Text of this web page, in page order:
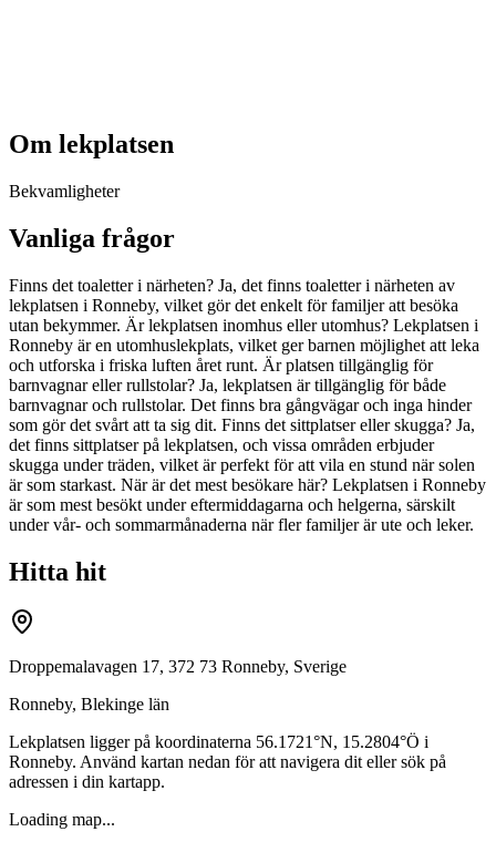
Om lekplatsen
Bekvamligheter
Vanliga frågor
Finns det toaletter i närheten? Ja, det finns toaletter i närheten av
lekplatsen i Ronneby, vilket gör det enkelt för familjer att besöka
utan bekymmer. Är lekplatsen inomhus eller utomhus? Lekplatsen i
Ronneby är en utomhuslekplats, vilket ger barnen möjlighet att leka
och utforska i friska luften året runt. Är platsen tillgänglig för
barnvagnar eller rullstolar? Ja, lekplatsen är tillgänglig för både
barnvagnar och rullstolar. Det finns bra gångvägar och inga hinder
som gör det svårt att ta sig dit. Finns det sittplatser eller skugga? Ja,
det finns sittplatser på lekplatsen, och vissa områden erbjuder
skugga under träden, vilket är perfekt för att vila en stund när solen
är som starkast. När är det mest besökare här? Lekplatsen i Ronneby
är som mest besökt under eftermiddagarna och helgerna, särskilt
under vår- och sommarmånaderna när fler familjer är ute och leker.
Hitta hit
Droppemalavagen 17, 372 73 Ronneby, Sverige
Ronneby, Blekinge län
Lekplatsen ligger på koordinaterna 56.1721°N, 15.2804°Ö i
Ronneby. Använd kartan nedan för att navigera dit eller sök på
adressen i din kartapp.
Loading map...